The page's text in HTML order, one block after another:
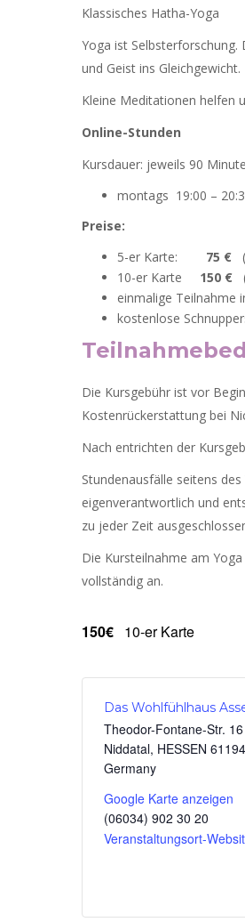
Klassisches Hatha-Yoga
Yoga ist Selbsterforschung.
und Geist ins Gleichgewicht.
Kleine Meditationen helfen
Online-Stunden
Kursdauer: jeweils 90
montags 19:00 –
Preise:
5-er Karte:
75 €
10-er Karte 150 €
einmalige Teilnahme
kostenlose
Die Kursgebühr ist vor
Kostenrückerstattung bei
Nach entrichten der
Stundenausfälle seitens
eigenverantwortlich und
zu jeder Zeit
Die Kursteilnahme am
vollständig an.
150€ 10-er Karte
Das Wohlfühlhaus
Theodor-Fontane-Str. 16
Niddatal, HESSEN 61194
Germany
Google Karte anzeigen
(06034) 902 30 20
Veranstaltungsort-